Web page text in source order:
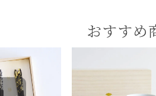
おすすめ